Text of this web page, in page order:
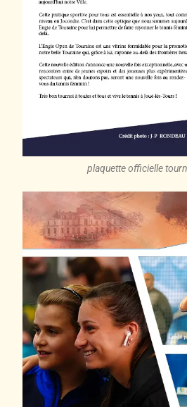
plaquette officielle